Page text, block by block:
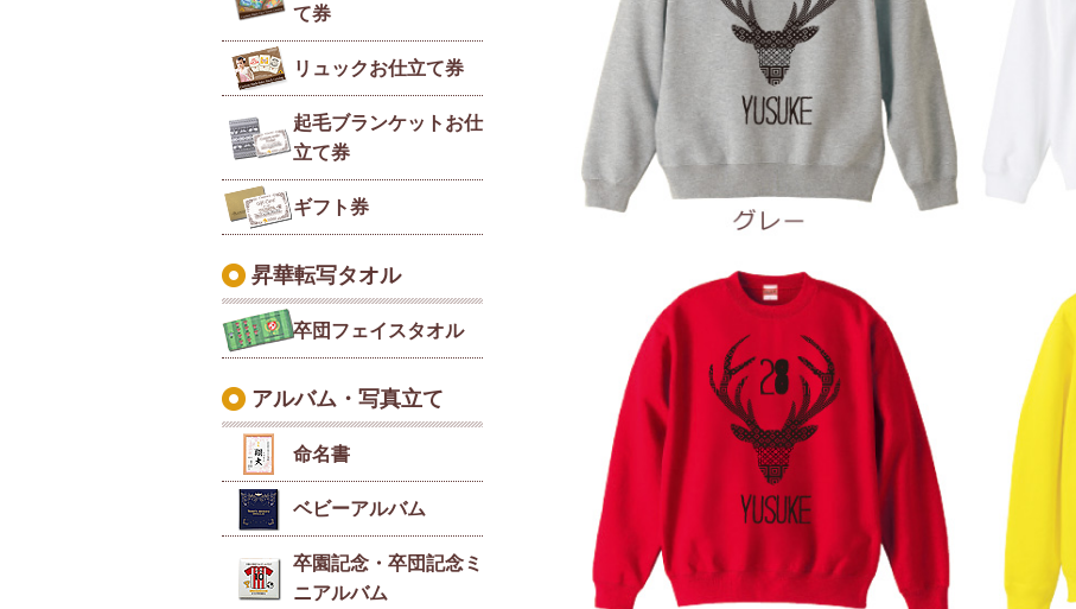
て券
リュックお仕立て券
起毛ブランケットお仕
立て券
ギフト券
昇華転写タオル
卒団フェイスタオル
アルバム・写真立て
命名書
ベビーアルバム
卒園記念・卒団記念ミ
ニアルバム